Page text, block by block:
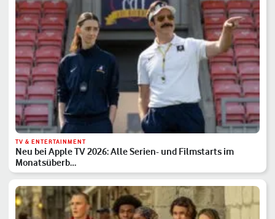
TV & ENTERTAINMENT
Neu bei Apple TV 2026: Alle Serien- und Filmstarts im
Monatsüberb…